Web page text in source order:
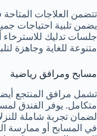
تتضمن العلاجات المتاحة
يضمن تلبية احتياجات
جلسات تدليك للاسترخاء
متنوعة للغاية وجاهزة
مسابح ومرافق رياضية
تشمل مرافق المنتجع
متكامل. يوفر الفندق
لضمان تجربة شاملة
في المسابح أو ممارسة